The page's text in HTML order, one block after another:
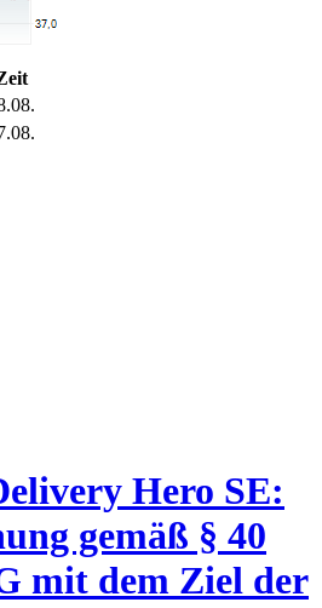
Hero SE:
gemäß § 40
mit dem Ziel der